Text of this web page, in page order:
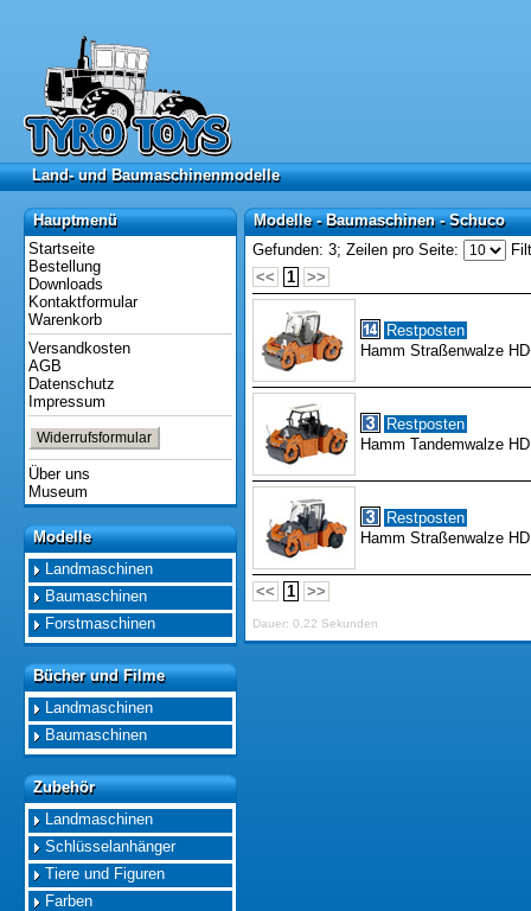
Land- und Baumaschinenmodelle
Land- und Baumaschinenmodelle
Hauptmenü
Hauptmenü
Startseite
Bestellung
Downloads
Kontaktformular
Warenkorb
Versandkosten
AGB
Datenschutz
Impressum
Widerrufsformular
Über uns
Museum
Modelle
Modelle
Landmaschinen
Baumaschinen
Forstmaschinen
Bücher und Filme
Bücher und Filme
Landmaschinen
Baumaschinen
Zubehör
Zubehör
Landmaschinen
Schlüsselanhänger
Tiere und Figuren
Farben
Modelle - Baumaschinen - Schuco
Modelle - Baumaschinen - Schuco
Gefunden: 3; Zeilen pro Seite:
<<
1 >>
Restposten
Hamm Straßenwalze
Restposten
Hamm Tandemwalze
Restposten
Hamm Straßenwalze
<< 1 >>
Dauer: 0,22 Sekunden